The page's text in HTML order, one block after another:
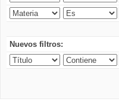
Nuevos filtros: